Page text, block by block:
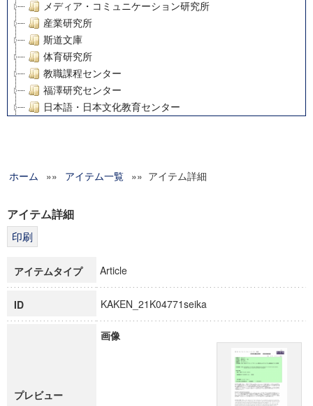
メディア・コミュニケーション研究所
産業研究所
斯道文庫
体育研究所
教職課程センター
福澤研究センター
日本語・日本文化教育センター
グローバルリサーチインスティテュート
科学研究費補助金研究成果報告書
博士課程教育リーディングプログラム「超成熟社会発展のサ
ホーム »» アイテム一覧 »» アイテム詳細
アイテム詳細
アイテムタイプ Article
ID KAKEN_21K04771seika
プレビュー
画像